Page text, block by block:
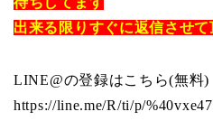
出来る限りすぐに返信させ
LINE@の登録はこちら(無料)
https://line.me/R/ti/p/